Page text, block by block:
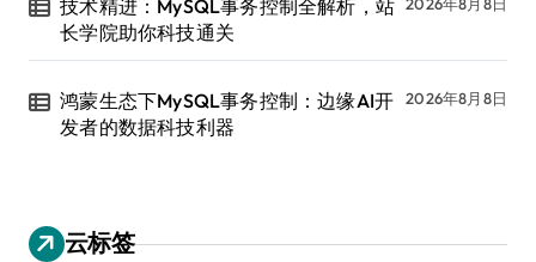
技术精进：MySQL事务控制全解析，站
长学院助你科技通关
2026年8月8日
鸿蒙生态下MySQL事务控制：边缘AI开
发者的数据科技利器
2026年8月8日
云标签